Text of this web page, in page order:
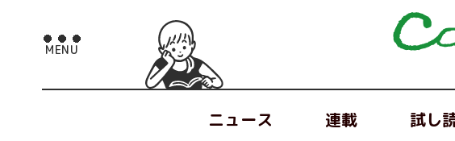
ニュース 連載 試し